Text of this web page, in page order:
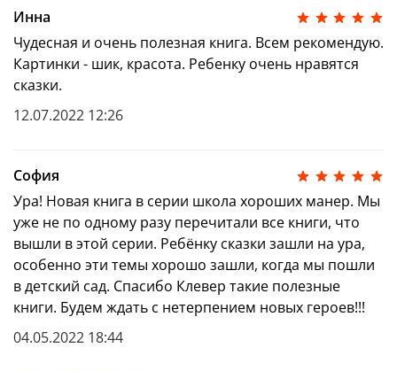
Об авторе:
Елена Ульева — автор развивающих
пособий, изданных совокупным тиражом
6 миллионов экземпляров, мастер сказок,
талантливый педагог с 20-летним опытом работы в
школе. В основе ее пособий лежит авторская
методика раннего развития через творчество и
игру. Благодаря многолетнему опыту работы она
Также в серии:
«Поросёнок Грязнуля»(который покажет, как
важно соблюдать основные правила гигиены)
«Ослик Упрямка» (который научит правилам
безопасности, а также покажет, как себя вести
в экстренных ситуациях)
«Цыплёнок Непоседа»
(который объяснит
правила здоровья и поможет сформировать
Инна
Чудесная и очень полезная книга. Всем рекомендую.
Картинки - шик, красота. Ребенку очень нравятся
сказки.
12.07.2022 12:26
София
Ура! Новая книга в серии школа хороших манер. Мы
уже не по одному разу перечитали все книги, что
вышли в этой серии. Ребёнку сказки зашли на ура,
особенно эти темы хорошо зашли, когда мы пошли
в детский сад. Спасибо Клевер такие полезные
книги. Будем ждать с нетерпением новых героев!!!
04.05.2022 18:44